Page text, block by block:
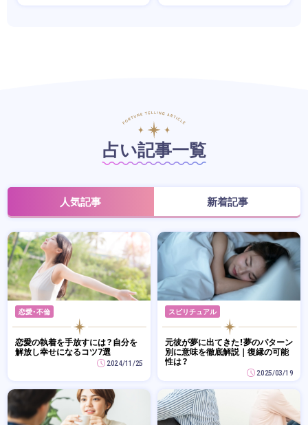
占い記事一覧
人気記事 新着記事
恋愛・不倫
恋愛の執着を手放すには？自分を
解放し幸せになるコツ7選
2024/11/25
スピリチュアル
元彼が夢に出てきた！夢のパターン
別に意味を徹底解説｜復縁の可能
性は？
2025/03/19